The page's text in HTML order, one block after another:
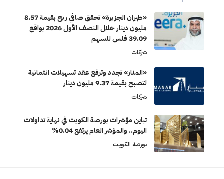
«طيران الجزيرة» تحقق صافي ربح بقيمة 8.57
مليون دينار خلال النصف الأول 2026 بواقع
39.09 فلس للسهم
شركات
«المنار» تجدد وترفع عقد تسهيلات ائتمانية
لتصبح بقيمة 9.37 مليون دينار
شركات
تباين مؤشرات بورصة الكويت في نهاية تداولات
اليوم.. والمؤشر العام يرتفع 0.04%
بورصة الكويت